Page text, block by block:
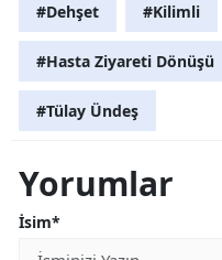
#Dehşet #Kilimli
#Hasta Ziyareti Dönüşü
#Tülay Ündeş
Yorumlar
İsim*